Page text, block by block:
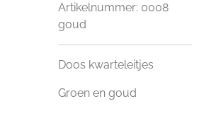
Artikelnummer: 0008
goud
Doos kwarteleitjes
Groen en goud